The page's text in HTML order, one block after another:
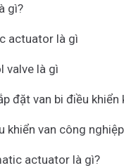
gì?
actuator là gì
valve là gì
đặt van bi điều khiển
khiển van công nghiệp
actuator là gì?